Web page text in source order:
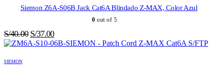
Siemon Z6A-S06B Jack Cat6A Blindado Z-MAX, Color Azul
0 out of 5
S/40.00 El
precio
S/37.00El
precio
SIEMON